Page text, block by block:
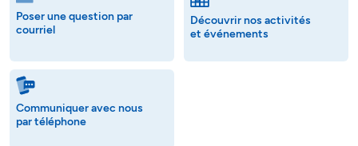
Poser une question par
courriel
Découvrir nos activités
et événements
Communiquer avec nous
par téléphone